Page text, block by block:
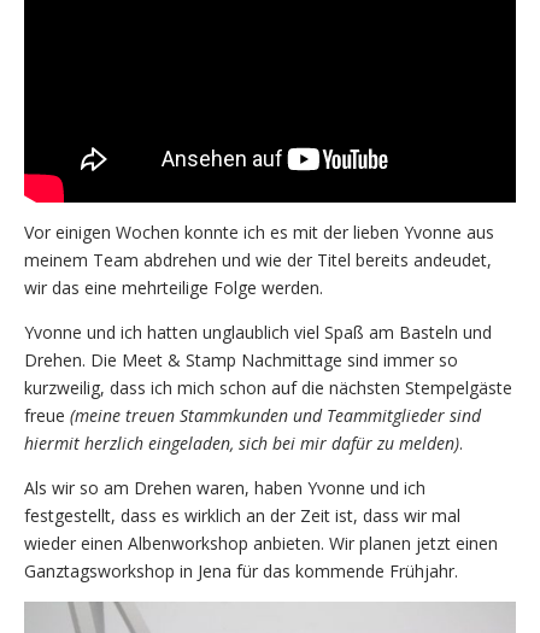
Vor einigen Wochen konnte ich es mit der lieben Yvonne aus
meinem Team abdrehen und wie der Titel bereits andeudet,
wir das eine mehrteilige Folge werden.
Yvonne und ich hatten unglaublich viel Spaß am Basteln und
Drehen. Die Meet & Stamp Nachmittage sind immer so
kurzweilig, dass ich mich schon auf die nächsten Stempelgäste
freue (meine treuen Stammkunden und Teammitglieder sind
hiermit herzlich eingeladen, sich bei mir dafür zu melden).
Als wir so am Drehen waren, haben Yvonne und ich
festgestellt, dass es wirklich an der Zeit ist, dass wir mal
wieder einen Albenworkshop anbieten. Wir planen jetzt einen
Ganztagsworkshop in Jena für das kommende Frühjahr.